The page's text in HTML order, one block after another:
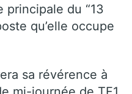
principale du “13
qu’elle occupe
sa révérence à